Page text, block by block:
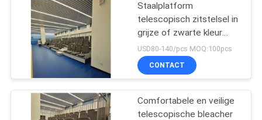
Vouwbare
Stadionzetels
12
Staalplatform
telescopisch zitstelsel in
grijze of zwarte kleur
voor aanpasbare
behoeften
USD80-140/pcs MOQ:100pcs
CONTACT
Comfortabele en veilige
telescopische bleacher